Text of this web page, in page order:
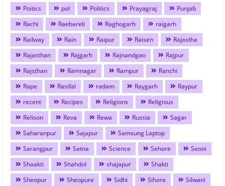
Poitics
pol Politics Prayagraj
Punjab
Rachi
Raebareli Raghogarh
raigarh
Railway
Rain Raipur Raisen
Rajastha
Rajasthan
Rajgarh Rajnandgao
Rajpur
Rajsthan
Ramnagar Rampur
Ranchi
Rape
Rasifal ratlam Raygarh
Raypur
recent
Recipes Religions
Religious
Relison
Reva Rewa Russia
Sagar
Saharanpur
Sajapur
Samsung Laptop
Sarangpur
Satna Science Sehore
Seoni
Shaakti
Shahdol shajapur
Shakti
Sheopur
Sheopure Sidhi Sihore
Silwani